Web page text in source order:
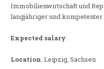
Immobilienwirtschaft und
langjähriger und
Expected salary:
Location: Leipzig, Sachsen